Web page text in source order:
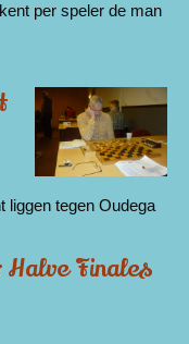
per speler de man
liggen tegen Oudega
Halve Finales